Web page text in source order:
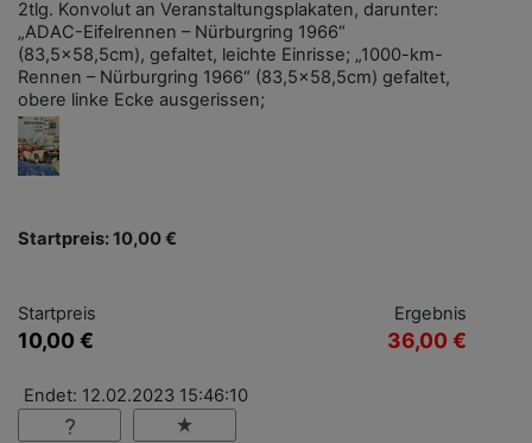
2tlg. Konvolut an Veranstaltungsplakaten, darunter:
„ADAC-Eifelrennen – Nürburgring 1966“
(83,5x58,5cm), gefaltet, leichte Einrisse; „1000-km-
Rennen – Nürburgring 1966“ (83,5x58,5cm) gefaltet,
obere linke Ecke ausgerissen;
Startpreis: 10,00 €
Startpreis
10,00 €
Ergebnis
36,00 €
Endet: 12.02.2023 15:46:10